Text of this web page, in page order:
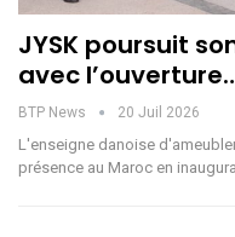
JYSK poursuit
avec
BTP News 20 Juil 2026
L'enseigne danoise
présence au Maroc en